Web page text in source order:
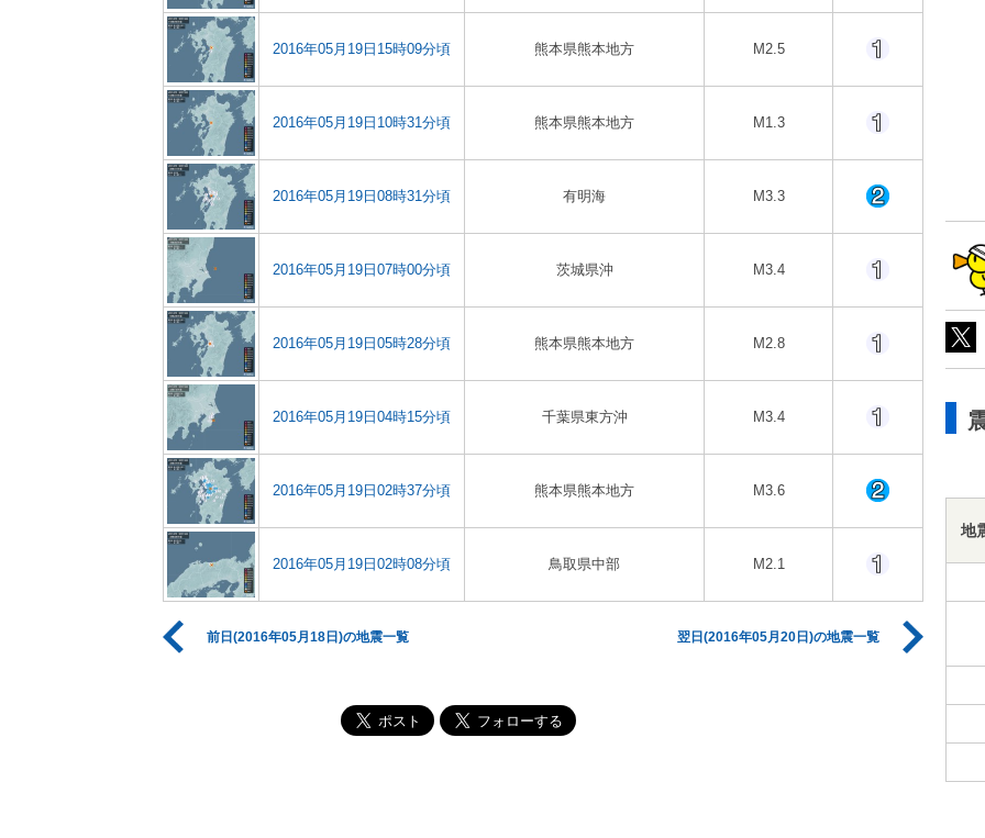
2016年05月19日15時09分頃 熊本県熊本地方 M2.5
2016年05月19日10時31分頃 熊本県熊本地方 M1.3
2016年05月19日08時31分頃 有明海 M3.3
2016年05月19日07時00分頃 茨城県沖 M3.4
2016年05月19日05時28分頃 熊本県熊本地方 M2.8
2016年05月19日04時15分頃 千葉県東方沖 M3.4
2016年05月19日02時37分頃 熊本県熊本地方 M3.6
2016年05月19日02時08分頃 鳥取県中部 M2.1
前日(2016年05月18日)の地震一覧 翌日(2016年05月20日)の地震一覧
地